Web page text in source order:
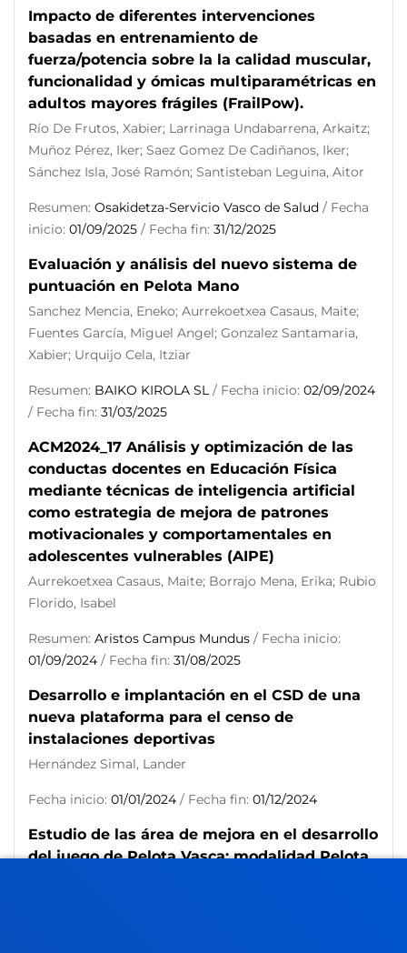
Impacto de diferentes intervenciones
basadas en entrenamiento de
fuerza/potencia sobre la la calidad muscular,
funcionalidad y ómicas multiparamétricas en
adultos mayores frágiles (FrailPow).
Río De Frutos, Xabier; Larrinaga Undabarrena, Arkaitz;
Muñoz Pérez, Iker; Saez Gomez De Cadiñanos, Iker;
Sánchez Isla, José Ramón; Santisteban Leguina, Aitor
Resumen: Osakidetza-Servicio Vasco de Salud / Fecha
inicio: 01/09/2025 / Fecha fin: 31/12/2025
Evaluación y análisis del nuevo sistema de
puntuación en Pelota Mano
Sanchez Mencia, Eneko; Aurrekoetxea Casaus, Maite;
Fuentes García, Miguel Angel; Gonzalez Santamaria,
Xabier; Urquijo Cela, Itziar
Resumen: BAIKO KIROLA SL/ Fecha inicio: 02/09/2024
/ Fecha fin: 31/03/2025
ACM2024_17 Análisis y optimización de las
conductas docentes en Educación Física
mediante técnicas de inteligencia artificial
como estrategia de mejora de patrones
motivacionales y comportamentales en
adolescentes vulnerables (AIPE)
Aurrekoetxea Casaus, Maite; Borrajo Mena, Erika; Rubio
Florido, Isabel
Resumen: Aristos Campus Mundus / Fecha inicio:
01/09/2024 / Fecha fin: 31/08/2025
Desarrollo e implantación en el CSD de una
nueva plataforma para el censo de
instalaciones deportivas
Hernández Simal, Lander
Fecha inicio: 01/01/2024 / Fecha fin: 01/12/2024
Estudio de las área de mejora en el desarrollo
del juego de Pelota Vasca: modalidad Pelota